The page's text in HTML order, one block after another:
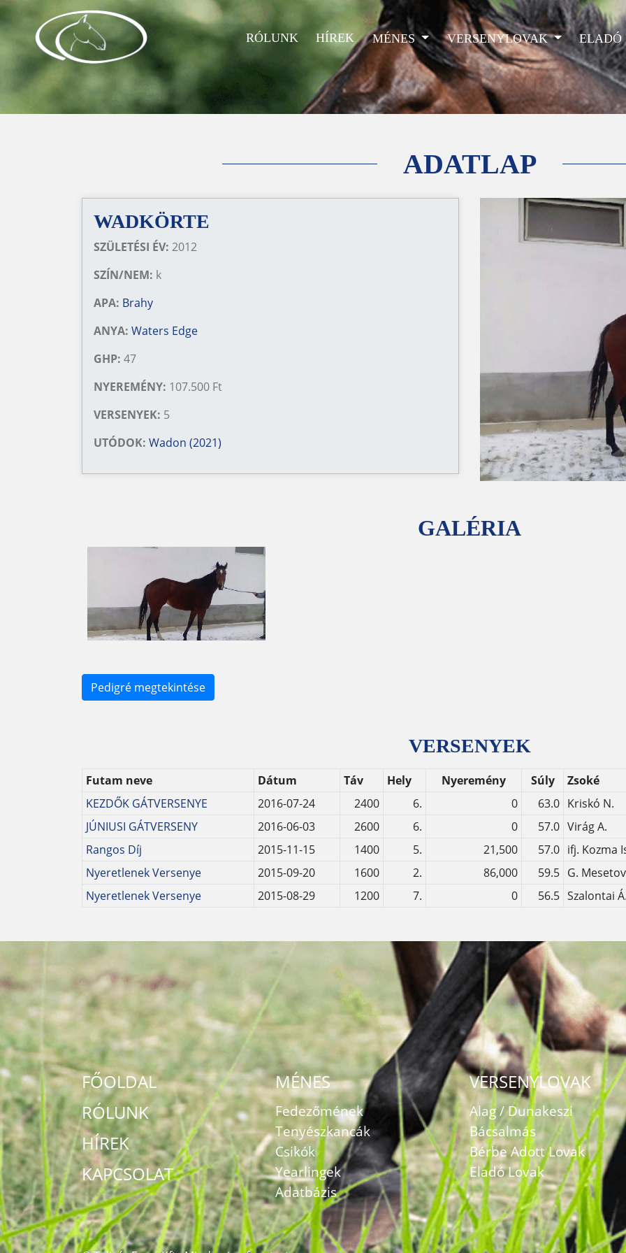
RÓLUNK HÍREK MÉNES VERSENYLOVAK
ADATLAP
WADKÖRTE
SZÜLETÉSI ÉV: 2012
SZÍN/NEM: k
APA: Brahy
ANYA: Waters Edge
GHP: 47
NYEREMÉNY: 107.500 Ft
VERSENYEK: 5
UTÓDOK: Wadon (2021)
GALÉRIA
Pedigré megtekintése
VERSENYEK
Futam neve Dátum Táv Hely Nyeremény Súly
Zsoké
KEZDŐK GÁTVERSENYE
2016-07-24 2400 6. 0 63.0 Kriskó N.
JÚNIUSI GÁTVERSENY
2016-06-03 2600 6. 0 57.0 Virág A.
Rangos Díj
2015-11-15 1400 5. 21,500 57.0 ifj. Kozma
Nyeretlenek Versenye
2015-09-20 1600 2. 86,000 59.5 G.
Nyeretlenek Versenye
2015-08-29 1200 7. 0 56.5 Szalontai
FŐOLDAL
RÓLUNK
HÍREK
KAPCSOLAT
MÉNES
Fedezőmének
Tenyészkancák
Csikók
Yearlingek
Adatbázis
VERSENYLOVAK
Alag / Dunakeszi
Bácsalmás
Bérbe Adott Lovak
Eladó Lovak